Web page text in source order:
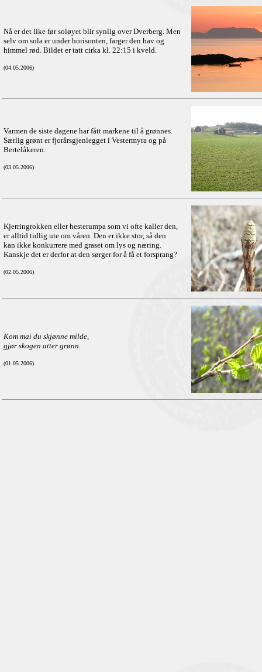
Nå er det like før soløyet blir synlig over Dverberg. Men
selv om sola er under horisonten, farger den hav og
himmel rød. Bildet er tatt cirka kl. 22:15 i kveld.
(04.05.2006)
Varmen de siste dagene har fått markene til å grønnes.
Særlig grønt er fjorårsgjenlegget i Vestermyra og på
Bertelåkeren.
(03.05.2006)
Kjerringrokken eller hesterumpa som vi ofte kaller den,
er alltid tidlig ute om våren. Den er ikke stor, så den
kan ikke konkurrere med graset om lys og næring.
Kanskje det er derfor at den sørger for å få et forsprang?
(02.05.2006)
Kom mai du skjønne milde,
gjør skogen atter grønn.
(01.05.2006)